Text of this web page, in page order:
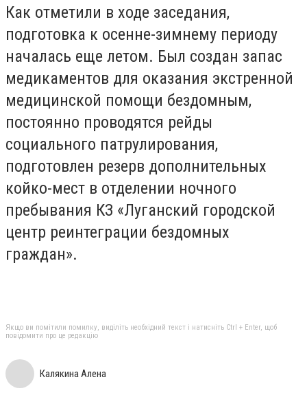
Как отметили в ходе заседания,
подготовка к осенне-зимнему периоду
началась еще летом. Был создан запас
медикаментов для оказания экстренной
медицинской помощи бездомным,
постоянно проводятся рейды
социального патрулирования,
подготовлен резерв дополнительных
койко-мест в отделении ночного
пребывания КЗ «Луганский городской
центр реинтеграции бездомных
граждан».
Якщо ви помітили помилку, виділіть необхідний текст і натисніть Ctrl + Enter, щоб
повідомити про це редакцію
Калякина Алена